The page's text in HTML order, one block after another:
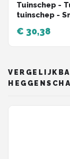
Tuinschep -
tuinschep -
-
Geen
wieden,
€ 30,38